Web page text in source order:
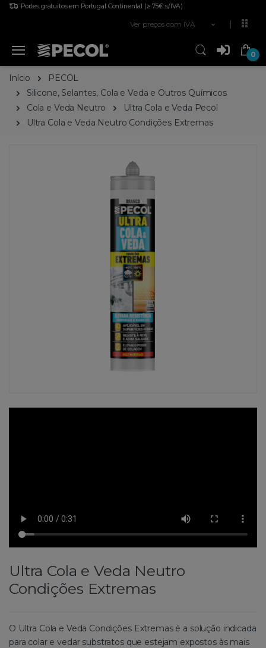
Portes gratuitos em Portugal Continental (≥ 75€ s/IVA)
Ver preços com IVA
0
Início
PECOL
Silicone, Selantes, Cola e Veda e Outros Químicos
Cola e Veda Neutro
Ultra Cola e Veda Pecol
Ultra Cola e Veda Neutro Condições Extremas
Ultra Cola e Veda Neutro
Condições Extremas
O Ultra Cola e Veda Condições Extremas é a solução indicada
para colar e vedar substratos que estejam expostos às mais